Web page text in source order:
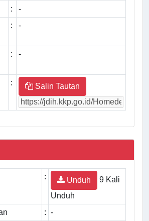
:
-
: -
: -
: Salin Tautan
: Unduh
9 Kali
Unduh
: -